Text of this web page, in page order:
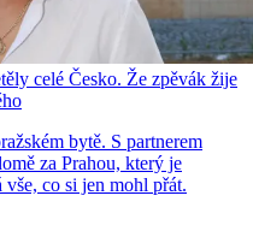
celé Česko. Že zpěvák žije
bytě. S partnerem
za Prahou, který je
co si jen mohl přát.